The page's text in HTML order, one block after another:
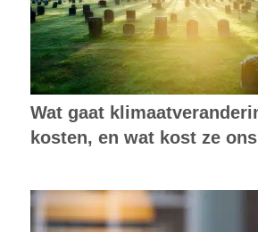
Wat gaat
kosten, en wat kost ze